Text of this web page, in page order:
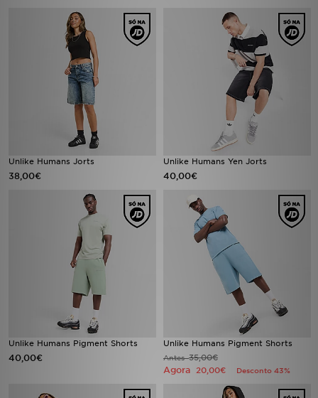
Unlike Humans Jorts
38,00€
Unlike Humans Yen Jorts
40,00€
Unlike Humans Pigment Shorts
40,00€
Unlike Humans Pigment Shorts
Antes35,00€
Agora 20,00€ Desconto 43%